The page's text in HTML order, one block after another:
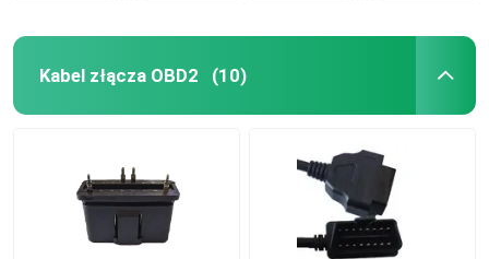
Kabel złącza OBD2 (10)